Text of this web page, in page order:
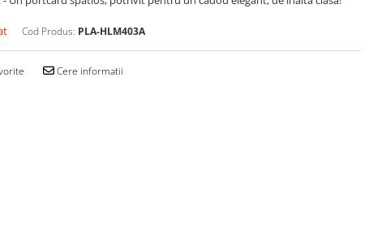
Cod Produs: PLA-HLM403A
Cere informatii